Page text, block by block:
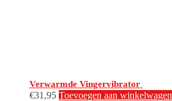
Verwarmde Vingervibrator
€31,95 Toevoegen aan winkelwagen